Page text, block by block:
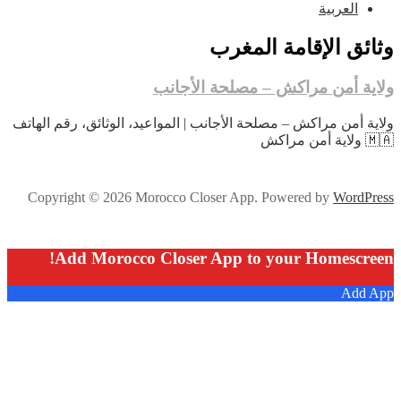
العربية
وثائق الإقامة المغرب
ولاية أمن مراكش – مصلحة الأجانب
ولاية أمن مراكش – مصلحة الأجانب | المواعيد، الوثائق، رقم الهاتف
🇲🇦 ولاية أمن مراكش
Copyright © 2026 Morocco Closer App. Powered by WordPress
Add Morocco Closer App to your Homescreen!
Add App